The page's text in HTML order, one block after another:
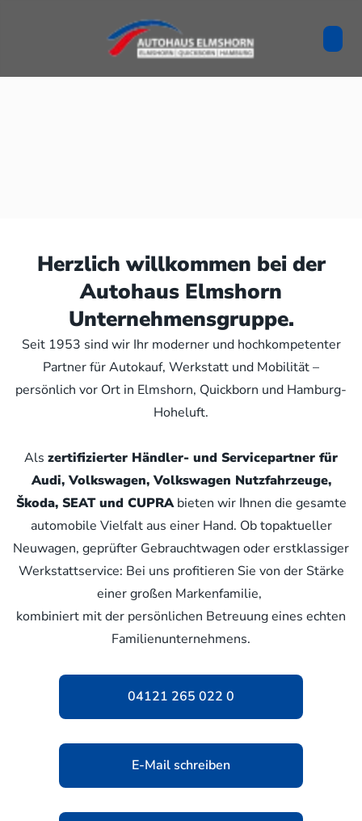
Herzlich willkommen bei der
Autohaus Elmshorn
Unternehmensgruppe.
Seit 1953 sind wir Ihr moderner und hochkompetenter
Partner für Autokauf, Werkstatt und Mobilität –
persönlich vor Ort in Elmshorn, Quickborn und Hamburg-
Hoheluft.
Als zertifizierter Händler- und Servicepartner für
Audi, Volkswagen, Volkswagen Nutzfahrzeuge,
Škoda, SEAT und CUPRAbieten wir Ihnen die gesamte
automobile Vielfalt aus einer Hand. Ob topaktueller
Neuwagen, geprüfter Gebrauchtwagen oder erstklassiger
Werkstattservice: Bei uns profitieren Sie von der Stärke
einer großen Markenfamilie,
kombiniert mit der persönlichen Betreuung eines echten
Familienunternehmens.
04121 265 022 0
E-Mail schreiben